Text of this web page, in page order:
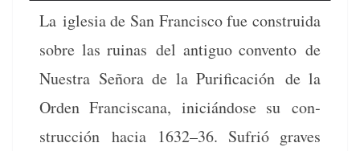
La igle­sia de San Fran­cis­co fue con­stru­i­da
sobre las ruinas del antiguo con­ven­to de
Nues­tra Seño­ra de la Purifi­cación de la
Orden Fran­cis­cana, ini­cián­dose su con­
struc­ciónhacia 1632–36. Sufrió graves